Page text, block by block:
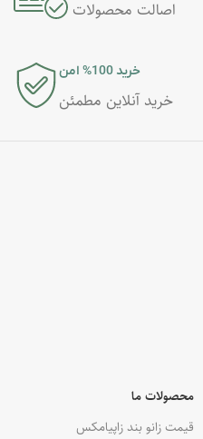
اصالت محصولات
خرید 100% امن
خرید آنلاین مطمئن
محصولات ما
قیمت زانو بند زاپیامکس